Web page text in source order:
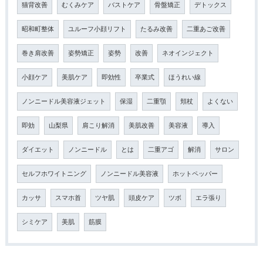
猫背改善 むくみケア バストケア 骨盤矯正 デトックス
昭和町整体 ユルーフ小顔リフト たるみ改善 二重あご改善
巻き肩改善 姿勢矯正 姿勢 改善 ネオインジェクト
小顔ケア 美肌ケア 即効性 卒業式 ほうれい線
ノンニードル美容液ジェット 保湿 二重顎 頬杖 よくない
即効 山梨県 肩こり解消 美肌改善 美容液 導入
ダイエット ノンニードル とは 二重アゴ 解消 サロン
セルフホワイトニング ノンニードル美容液 ホットペッパー
カッサ スマホ首 ツヤ肌 頭皮ケア ツボ エラ張り
シミケア 美肌 筋膜